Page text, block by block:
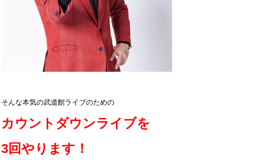
そんな本気の武道館ライブのための
カウントダウンライブを
3回やります！